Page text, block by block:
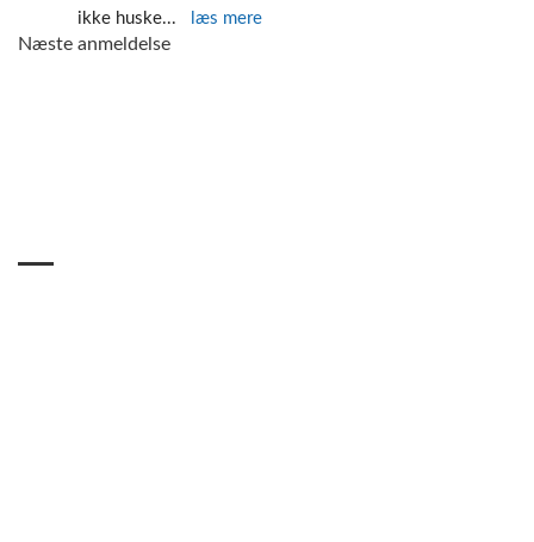
ikke huske... læs mere
Næste anmeldelse